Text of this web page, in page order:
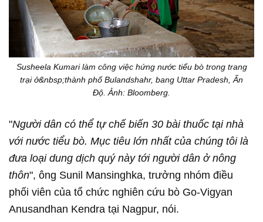
Susheela Kumari làm công việc hứng nước tiểu bò trong trang
trại ở&nbsp;thành phố Bulandshahr, bang Uttar Pradesh, Ấn
Độ. Ảnh: Bloomberg.
"Người dân có thể tự chế biến 30 bài thuốc tại nhà
với nước tiểu bò. Mục tiêu lớn nhất của chúng tôi là
đưa loại dung dịch quý này tới người dân ở nông
thôn", ông Sunil Mansinghka, trưởng nhóm điều
phối viên của tổ chức nghiên cứu bò Go-Vigyan
Anusandhan Kendra tại Nagpur, nói.